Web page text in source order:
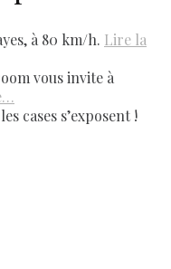
à 80 km/h. Lire la
vous invite à
cases s’exposent !